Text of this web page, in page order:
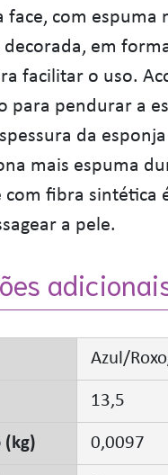
face, com espuma
em
facilitar o uso.
para pendurar a
da
mais espuma
com fibra sintética
a pele.
Azul/
13,5
(kg) 0,0097